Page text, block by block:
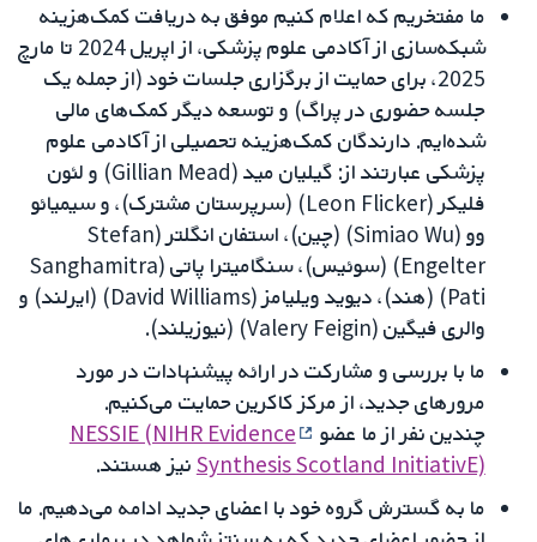
ما مفتخریم که اعلام کنیم موفق به دریافت کمک‌هزینه
شبکه‌سازی از آکادمی علوم پزشکی، از اپریل 2024 تا مارچ
2025، برای حمایت از برگزاری جلسات خود (از جمله یک
جلسه حضوری در پراگ) و توسعه دیگر کمک‌های مالی
شده‌ایم. دارندگان کمک‌هزینه تحصیلی از آکادمی علوم
پزشکی عبارتند از: گیلیان مید (Gillian Mead) و لئون
فلیکر (Leon Flicker) (سرپرستان مشترک)، و سیمیائو
وو (Simiao Wu) (چین)، استفان انگلتر (Stefan
Engelter) (سوئیس)، سنگامیترا پاتی (Sanghamitra
Pati) (هند)، دیوید ویلیامز (David Williams) (ایرلند) و
والری فیگین (Valery Feigin) (نیوزیلند).
ما با بررسی و مشارکت در ارائه پیشنهادات در مورد
مرورهای جدید، از مرکز کاکرین حمایت می‌کنیم.
چندین نفر از ما عضو
NESSIE (NIHR Evidence
Synthesis Scotland InitiativE) نیز هستند.
ما به گسترش گروه خود با اعضای جدید ادامه می‌دهیم. ما